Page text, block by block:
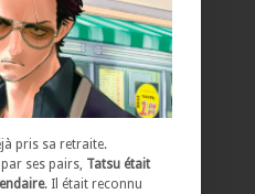
pris sa retraite.
ses pairs, Tatsu était
. Il était reconnu